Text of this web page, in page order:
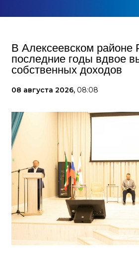
В Алексеевском районе
последние годы вдвое
собственных доходов
08 августа 2026, 08:08